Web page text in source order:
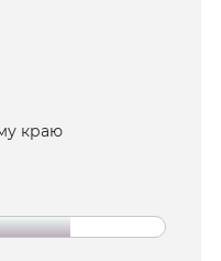
краю